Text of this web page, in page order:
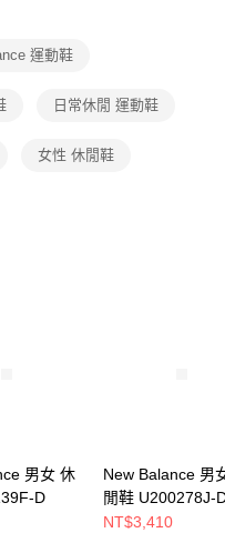
結帳頁面顯示為準，若有關於
問，請聯繫「AFTEE先享後付
support/home
先享後付」服務完成之交
或監護人之同意方可使用
帳號之用戶狀況，依本公司即
運動鞋
日常休閒 運動鞋
女性 休閒鞋
男女 休
D
New Balance 男
閒鞋 U200278J-
NT$3,410